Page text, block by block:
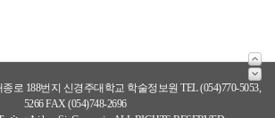
로 188번지 신경주대학교 학술정보원 TEL (054)770-5053,
5266 FAX (054)748-2696